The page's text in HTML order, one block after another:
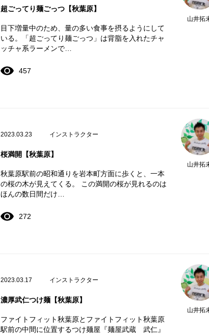
山井拓
超ごってり麺ごっつ【秋葉原】
目下増量中のため、量の多い食事を摂るようにして
いる。「超ごってり麺ごっつ」は背脂を入れたチャ
ッチャ系ラーメンで…
457
2023.03.23 インストラクター
山井拓
桜満開【秋葉原】
秋葉原駅前の昭和通りを岩本町方面に歩くと、一本
の桜の木が見えてくる。 この満開の桜が見れるのは
ほんの数日間だけ…
272
2023.03.17 インストラクター
山井拓
濃厚武仁つけ麺【秋葉原】
ファイトフィット秋葉原とファイトフィット秋葉原
駅前の中間に位置するつけ麺屋『麺屋武蔵 武仁』